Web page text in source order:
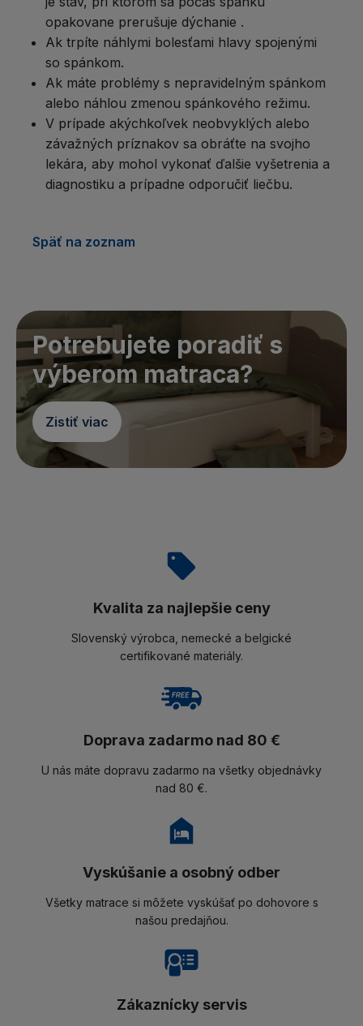
opakovane prerušuje dýchanie .
Ak trpíte náhlymi bolesťami hlavy spojenými
so spánkom.
Ak máte problémy s nepravidelným spánkom
alebo náhlou zmenou spánkového režimu.
V prípade akýchkoľvek neobvyklých alebo
závažných príznakov sa obráťte na svojho
lekára, aby mohol vykonať ďalšie vyšetrenia a
diagnostiku a prípadne odporučiť liečbu.
Späť na zoznam
Potrebujete poradiť s
výberom matraca?
Zistiť viac
Kvalita za najlepšie ceny
Slovenský výrobca, nemecké a belgické
certifikované materiály.
Doprava zadarmo nad 80 €
U nás máte dopravu zadarmo na všetky objednávky
nad 80 €.
Vyskúšanie a osobný odber
Všetky matrace si môžete vyskúšať po dohovore s
našou predajňou.
Zákaznícky servis